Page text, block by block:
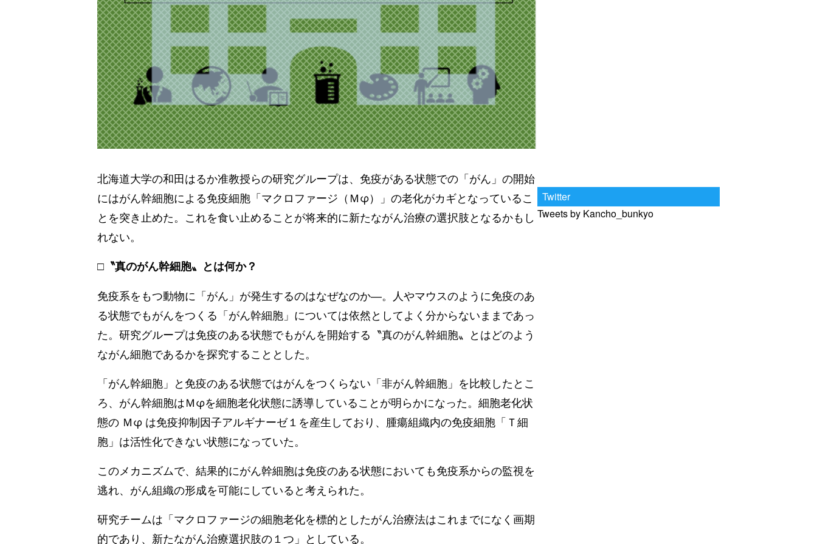
北海道大学の和田はるか准教授らの研究グループは、免疫がある状態での「がん」の開始
にはがん幹細胞による免疫細胞「マクロファージ（Ｍφ）」の老化がカギとなっているこ
とを突き止めた。これを食い止めることが将来的に新たながん治療の選択肢となるかもし
れない。
□〝真のがん幹細胞〟とは何か？
免疫系をもつ動物に「がん」が発生するのはなぜなのか―。人やマウスのように免疫のあ
る状態でもがんをつくる「がん幹細胞」については依然としてよく分からないままであっ
た。研究グループは免疫のある状態でもがんを開始する〝真のがん幹細胞〟とはどのよう
ながん細胞であるかを探究することとした。
「がん幹細胞」と免疫のある状態ではがんをつくらない「非がん幹細胞」を比較したとこ
ろ、がん幹細胞はＭφを細胞老化状態に誘導していることが明らかになった。細胞老化状
態の Ｍφ は免疫抑制因子アルギナーゼ１を産生しており、腫瘍組織内の免疫細胞「Ｔ細
胞」は活性化できない状態になっていた。
このメカニズムで、結果的にがん幹細胞は免疫のある状態においても免疫系からの監視を
逃れ、がん組織の形成を可能にしていると考えられた。
研究チームは「マクロファージの細胞老化を標的としたがん治療法はこれまでになく画期
的であり、新たながん治療選択肢の１つ」としている。
Twitter
Tweets by Kancho_bunkyo